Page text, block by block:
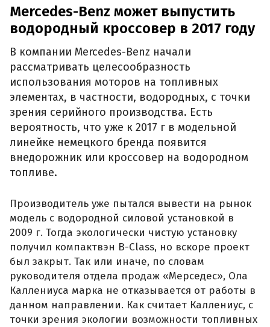
Mercedes-Benz может выпустить
водородный кроссовер в 2017 году
В компании Mercedes-Benz начали
рассматривать целесообразность
использования моторов на топливных
элементах, в частности, водородных, с точки
зрения серийного производства. Есть
вероятность, что уже к 2017 г в модельной
линейке немецкого бренда появится
внедорожник или кроссовер на водородном
топливе.
Производитель уже пытался вывести на рынок
модель с водородной силовой установкой в
2009 г. Тогда экологически чистую установку
получил компактвэн B-Class, но вскоре проект
был закрыт. Так или иначе, по словам
руководителя отдела продаж «Мерседес», Ола
Каллениуса марка не отказывается от работы в
данном направлении. Как считает Каллениус, с
точки зрения экологии возможности топливных